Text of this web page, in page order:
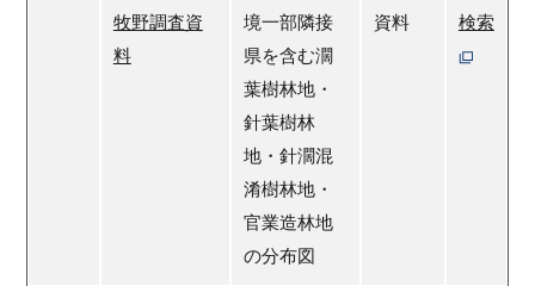
牧野調査資
料
境一部隣接
県を含む濶
葉樹林地・
針葉樹林
地・針濶混
淆樹林地・
官業造林地
の分布図
資料
検索